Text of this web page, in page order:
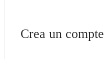
Crea un